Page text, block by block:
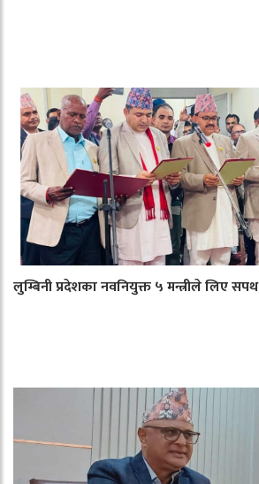
लुम्बिनी प्रदेशका नवनियुक्त ५ मन्त्रीले लिए सपथ